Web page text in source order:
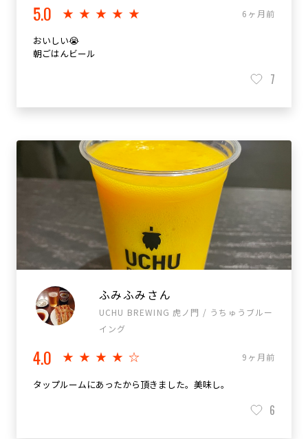
5.0 ★★★★★ 6ヶ月前
おいしい😭
朝ごはんビール
7
ふみふみさん
UCHU BREWING 虎ノ門 / うちゅうブルー
イング
4.0 ★★★★☆ 9ヶ月前
タップルームにあったから頂きました。美味し。
6